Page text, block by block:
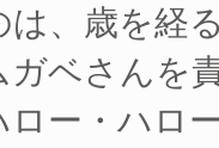
は、歳を経
ガベさんを
ー・ハロ